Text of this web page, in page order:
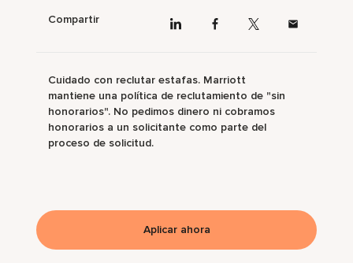
Compartir
Cuidado con reclutar estafas. Marriott
mantiene una política de reclutamiento de "sin
honorarios". No pedimos dinero ni cobramos
honorarios a un solicitante como parte del
proceso de solicitud.
Aplicar ahora